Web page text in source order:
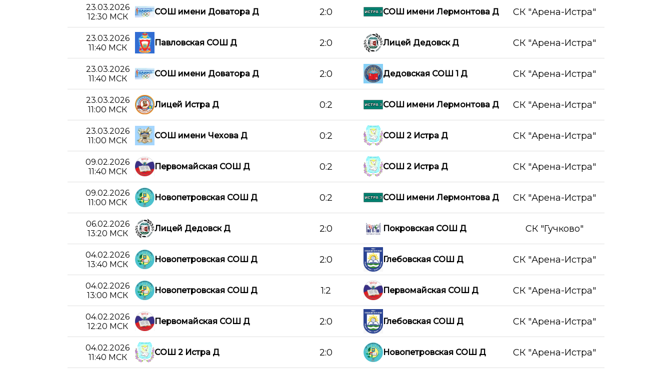
23.03.2026
12:30 МСК
СОШ имени Доватора Д 2:0 СОШ имени Лермонтова Д СК "Арена-Истра"
23.03.2026
11:40 МСК
Павловская СОШ Д 2:0 Лицей Дедовск Д СК "Арена-Истра"
23.03.2026
11:40 МСК
СОШ имени Доватора Д 2:0 Дедовская СОШ 1 Д СК "Арена-Истра"
23.03.2026
11:00 МСК
Лицей Истра Д 0:2 СОШ имени Лермонтова Д СК "Арена-Истра"
23.03.2026
11:00 МСК
СОШ имени Чехова Д 0:2 СОШ 2 Истра Д СК "Арена-Истра"
09.02.2026
11:40 МСК
Первомайская СОШ Д 0:2 СОШ 2 Истра Д СК "Арена-Истра"
09.02.2026
11:00 МСК
Новопетровская СОШ Д 0:2 СОШ имени Лермонтова Д СК "Арена-Истра"
06.02.2026
13:20 МСК
Лицей Дедовск Д 2:0 Покровская СОШ Д СК "Гучково"
04.02.2026
13:40 МСК
Новопетровская СОШ Д 2:0 Глебовская СОШ Д СК "Арена-Истра"
04.02.2026
13:00 МСК
Новопетровская СОШ Д 1:2 Первомайская СОШ Д СК "Арена-Истра"
04.02.2026
12:20 МСК
Первомайская СОШ Д 2:0 Глебовская СОШ Д СК "Арена-Истра"
04.02.2026
11:40 МСК
СОШ 2 Истра Д 2:0 Новопетровская СОШ Д СК "Арена-Истра"